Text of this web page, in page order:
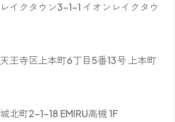
イクタウン3-1-1 イオンレイクタウ
王寺区上本町6丁目5番13号 上本町
北町2-1-18 EMIRU高槻 1F